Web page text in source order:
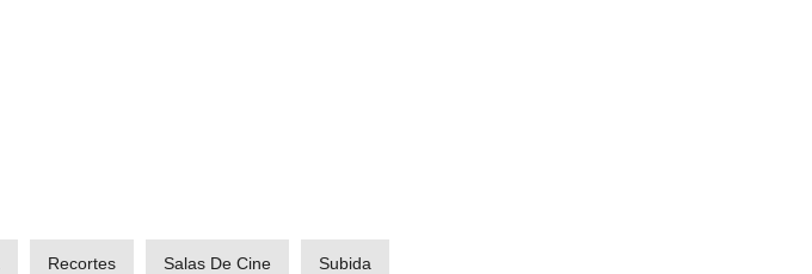
Recortes Salas De Cine Subida